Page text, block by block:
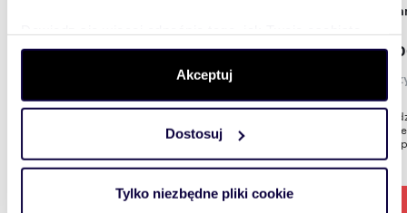
dane są przetwarzane oraz ustaw własne preferencje w
. W Deklaracji plików cookie możesz
zmienić lub wycofać swoją zgodę w dowolnej chwili.
Wykorzystujemy pliki cookie do spersonalizowania treści
i reklam, aby oferować funkcje społecznościowe i
korzystasz z naszej witryny, udostępniamy partnerom
Akceptuj
Dostosuj
Tylko niezbędne pliki cookie
599
Hala z